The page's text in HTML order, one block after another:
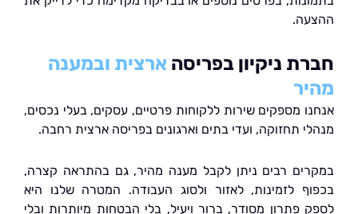
ניקיון בפריסהארצית ובמענה
מספקים שירות ללקוחות פרטיים, עסקים, בעלי נכסים,
תחזוקה, ועדי בתים וארגונים בפריסה ארצית רחבה.
רבים ניתן לקבל מענה מהיר, גם בהתראה קצרה,
לזמינות, לאזור ולסוג העבודה. המטרה שלנו היא
פתרון מסודר, ברור ויעיל, בלי הבטחות מיותרות ובלי